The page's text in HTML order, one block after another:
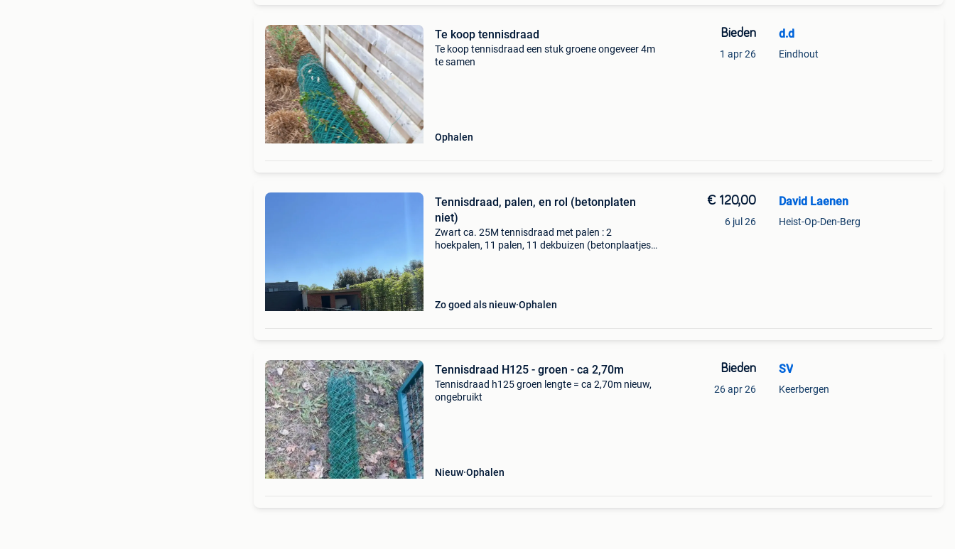
Te koop tennisdraad
Te koop tennisdraad een stuk groene ongeveer 4m
te samen
Ophalen
Bieden
1 apr 26
d.d
Eindhout
Tennisdraad, palen, en rol (betonplaten
niet)
Zwart ca. 25M tennisdraad met palen : 2
hoekpalen, 11 palen, 11 dekbuizen (betonplaatjes
Zo goed als nieuw Ophalen
€ 120,00
6 jul 26
David Laenen
Heist-Op-Den-Berg
Tennisdraad H125 - groen - ca 2,70m
Tennisdraad h125 groen lengte = ca 2,70m nieuw,
ongebruikt
Nieuw Ophalen
Bieden
26 apr 26
SV
Keerbergen